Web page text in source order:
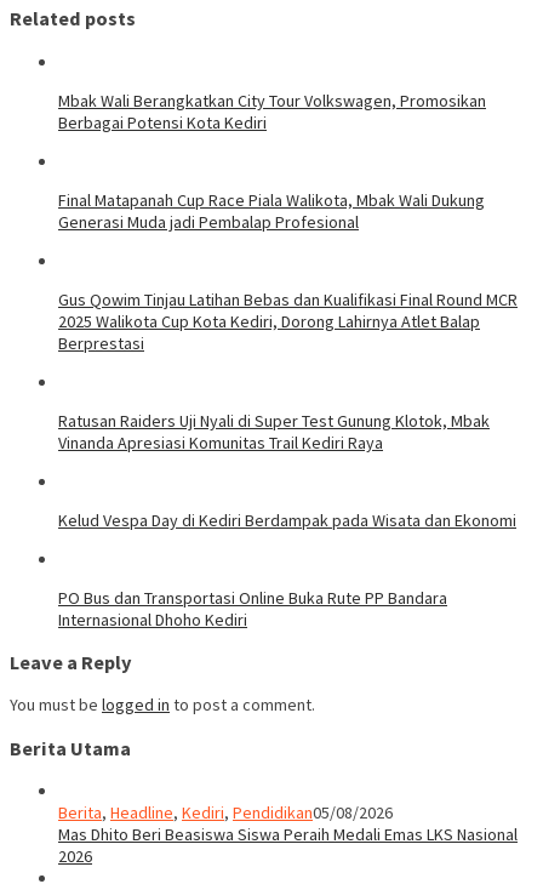
Related posts
Mbak Wali Berangkatkan City Tour Volkswagen, Promosikan
Berbagai Potensi Kota Kediri
Final Matapanah Cup Race Piala Walikota, Mbak Wali Dukung
Generasi Muda jadi Pembalap Profesional
Gus Qowim Tinjau Latihan Bebas dan Kualifikasi Final Round MCR
2025 Walikota Cup Kota Kediri, Dorong Lahirnya Atlet Balap
Berprestasi
Ratusan Raiders Uji Nyali di Super Test Gunung Klotok, Mbak
Vinanda Apresiasi Komunitas Trail Kediri Raya
Kelud Vespa Day di Kediri Berdampak pada Wisata dan Ekonomi
PO Bus dan Transportasi Online Buka Rute PP Bandara
Internasional Dhoho Kediri
Leave a Reply
You must be logged in to post a comment.
Berita Utama
Berita, Headline, Kediri, Pendidikan05/08/2026
Mas Dhito Beri Beasiswa Siswa Peraih Medali Emas LKS Nasional
2026